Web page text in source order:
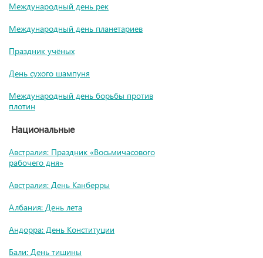
Международный день рек
Международный день планетариев
Праздник учёных
День сухого шампуня
Международный день борьбы против
плотин
Национальные
Австралия: Праздник «Восьмичасового
рабочего дня»
Австралия: День Канберры
Албания: День лета
Андорра: День Конституции
Бали: День тишины